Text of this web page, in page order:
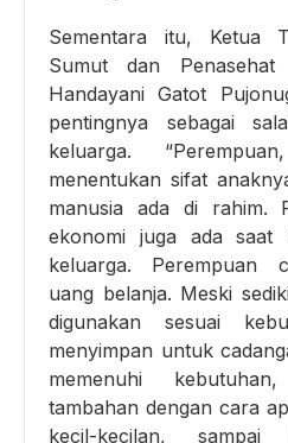
Sementara itu, Ketua
Sumut dan
Handayani Gatot
pentingnya sebagai
keluarga.
menentukan sifat
manusia ada di rahim.
ekonomi juga ada saat
keluarga. Perempuan
uang belanja. Meski
digunakan sesuai
menyimpan untuk
memenuhi
tambahan dengan cara
kecil-kecilan, sampai